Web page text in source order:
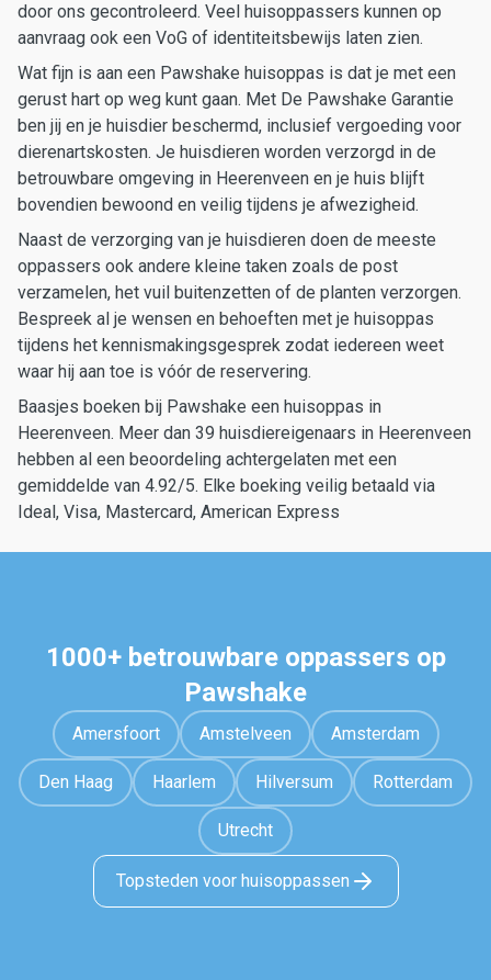
door ons gecontroleerd. Veel huisoppassers kunnen op
aanvraag ook een VoG of identiteitsbewijs laten zien.
Wat fijn is aan een Pawshake huisoppas is dat je met een
gerust hart op weg kunt gaan. Met De Pawshake Garantie
ben jij en je huisdier beschermd, inclusief vergoeding voor
dierenartskosten. Je huisdieren worden verzorgd in de
betrouwbare omgeving in Heerenveen en je huis blijft
bovendien bewoond en veilig tijdens je afwezigheid.
Naast de verzorging van je huisdieren doen de meeste
oppassers ook andere kleine taken zoals de post
verzamelen, het vuil buitenzetten of de planten verzorgen.
Bespreek al je wensen en behoeften met je huisoppas
tijdens het kennismakingsgesprek zodat iedereen weet
waar hij aan toe is vóór de reservering.
Baasjes boeken bij Pawshake een huisoppas in
Heerenveen. Meer dan 39 huisdiereigenaars in Heerenveen
hebben al een beoordeling achtergelaten met een
gemiddelde van 4.92/5. Elke boeking veilig betaald via
Ideal, Visa, Mastercard, American Express
1000+ betrouwbare oppassers op
Pawshake
Amersfoort Amstelveen Amsterdam
Den Haag Haarlem Hilversum Rotterdam
Utrecht
Topsteden voor huisoppassen